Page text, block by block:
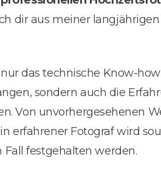
dir aus meiner
das technische Know-
sondern auch die
Von unvorhergesehenen
erfahrener Fotograf wird
festgehalten werden.